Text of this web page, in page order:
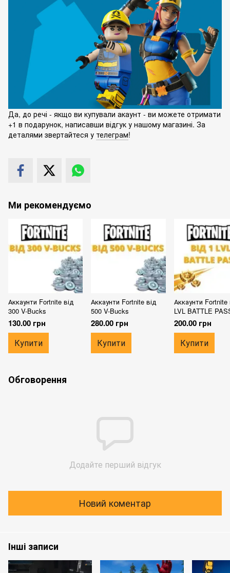
Да, до речі - якщо ви купували акаунт - ви можете отримати
+1 в подарунок, написавши відгук у нашому магазині. За
деталями звертайтеся у телеграм!
Ми рекомендуємо
Аккаунти Fortnite від
300 V-Bucks
130.00 грн
Купити
Аккаунти Fortnite від
500 V-Bucks
280.00 грн
Купити
Аккаунти Fortnite
LVL BATTLE
200.00 грн
Купити
Обговорення
Додайте перший відгук
Новий коментар
Інші записи